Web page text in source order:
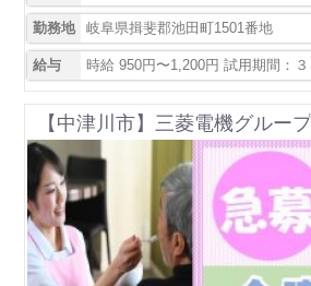
勤務地 岐阜県揖斐郡池田町1501番地
給与 時給 950円〜1,200円 試用期間：３
【中津川市】三菱電機グルー